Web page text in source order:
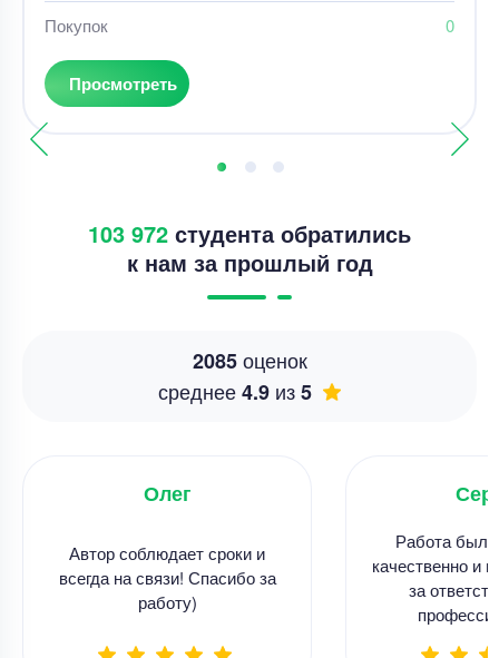
Покупок 0
Просмотреть
103 972 студента обратились
к нам за прошлый год
2085оценок
среднее4.9 из5
Олег
Автор соблюдает сроки и
всегда на связи! Спасибо за
работу)
Работа
качественно и
за